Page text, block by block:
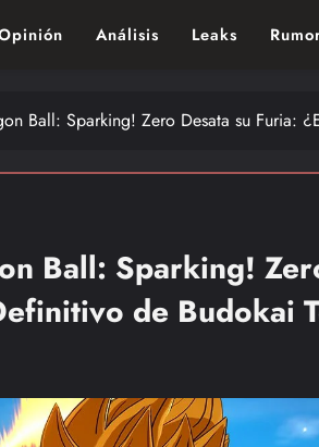
Análisis Leaks
Ball: Sparking! Zero Desata su Furia:
Ball: Sparking!
de Budokai